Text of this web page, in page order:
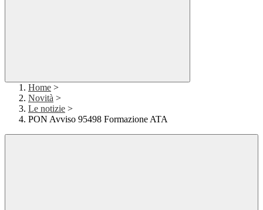
Home >
Novità >
Le notizie >
PON Avviso 95498 Formazione ATA